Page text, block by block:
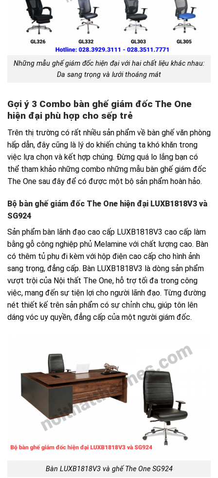
Những mẫu ghế giám đốc hiện đại với hai chất liệu khác nhau:
Da sang trọng và lưới thoáng mát
Gợi ý 3 Combo bàn ghế giám đốc The One
hiện đại phù hợp cho sếp trẻ
Trên thị trường có rất nhiều sản phẩm về bàn ghế văn phòng
hấp dẫn, đây cũng là lý do khiến chúng ta khó khăn trong
việc lựa chọn và kết hợp chúng. Đừng quá lo lắng bạn có
thể tham khảo những combo những mẫu bàn ghế giám đốc
The One sau đây để có được một bộ sản phẩm hoàn hảo.
Bộ bàn ghế giám đốc The One hiện đại LUXB1818V3 và
SG924
Sản phẩm bàn lãnh đạo cao cấp LUXB1818V3 cao cấp làm
bằng gỗ công nghiệp phủ Melamine với chất lượng cao. Bàn
có thêm tủ phụ đi kèm với hộp điện cao cấp cho hình ảnh
sang trọng, đẳng cấp. Bàn LUXB1818V3 là dòng sản phẩm
vượt trội của Nội thất The One, hỗ trợ tối đa trong công
việc, mang đến sự tiện lợi cho người lãnh đạo. Từng đường
nét thiết kế trên sản phẩm có sự chỉnh chu, giúp tôn lên
dáng vóc uy quyền, đẳng cấp của một người giám đốc.
Bàn LUXB1818V3 và ghế The One SG924